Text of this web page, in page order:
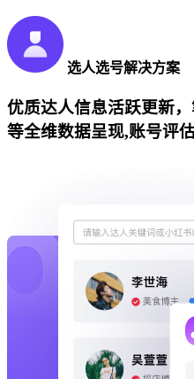
选人选号解决方案
优质达人信息活跃更新
等全维数据呈现,账号评